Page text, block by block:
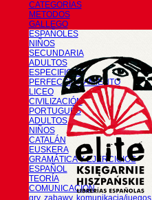
CATEGORÍAS
METODOS
GALLEGO
ESPAÑOLES
NIÑOS
SECUNDARIA
ADULTOS
ESPECIFICOS
PERFECCIONAMIENTO
LICEO
CIVILIZACIÓN
PORTUGUÉS
ADULTOS
NIÑOS
CATALÁN
EUSKERA
GRAMÁTICA Y EJERCICIOS
ESPAÑOL
TEORÍA
COMUNICACIÓN
gry, zabawy, komunikacja/juegos